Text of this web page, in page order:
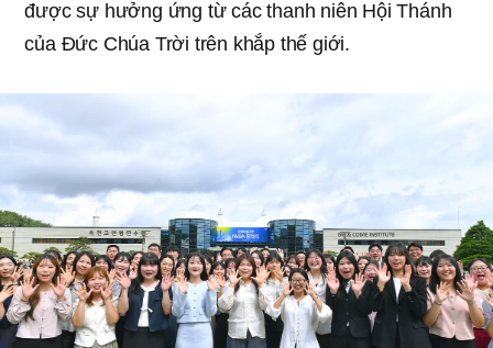
được sự hưởng ứng từ các thanh niên Hội Thánh
của Đức Chúa Trời trên khắp thế giới.